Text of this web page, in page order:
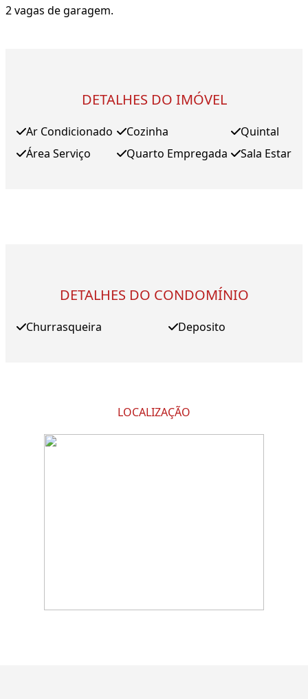
2 vagas de garagem.
DETALHES DO IMÓVEL
Ar Condicionado
Área Serviço
Cozinha
Quarto Empregada
Quintal
Sala Estar
DETALHES DO CONDOMÍNIO
Churrasqueira Deposito
LOCALIZAÇÃO